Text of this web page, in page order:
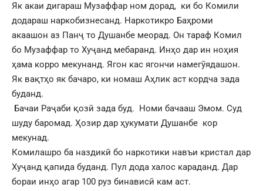
Як акаи дигараш Музаффар ном дорад, ки бо Комили
додараш наркобизнесанд. Наркотикро Баҳроми
акаашон аз Панҷ то Душанбе меорад. Он тараф Комил
бо Музаффар то Хуҷанд мебаранд. Инҳо дар ин ноҳия
ҳама корро мекунанд. Ягон кас ягончи намегӯядашон.
Як вақтҳо як бачаро, ки номаш Аҳлик аст кордча зада
буданд.
Бачаи Раҷаби қозӣ зада буд. Номи бачааш Эмом. Суд
шуду баромад. Ҳозир дар ҳукумати Душанбе кор
мекунад.
Комилашро ба наздикӣ бо наркотики навъи кристал дар
Хуҷанд қапида буданд. Пул дода халос караданд. Дар
бораи инҳо агар 100 руз бинависӣ кам аст.